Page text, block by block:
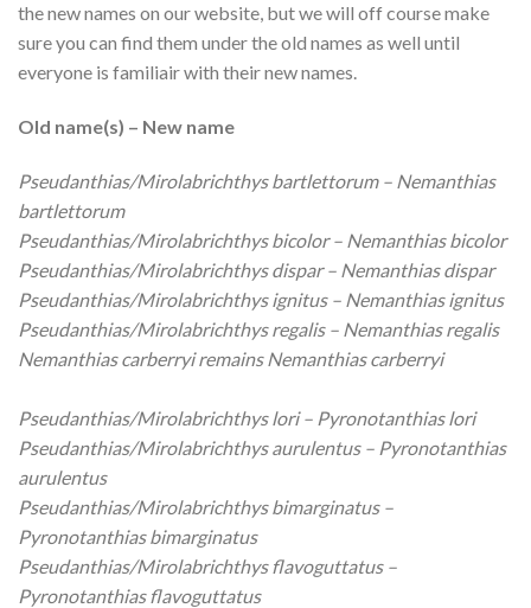
the new names on our website, but we will off course make
sure you can find them under the old names as well until
everyone is familiair with their new names.
Old name(s) – New name
Pseudanthias/Mirolabrichthys bartlettorum – Nemanthias
bartlettorum
Pseudanthias/Mirolabrichthys bicolor – Nemanthias bicolor
Pseudanthias/Mirolabrichthys dispar – Nemanthias dispar
Pseudanthias/Mirolabrichthys ignitus – Nemanthias ignitus
Pseudanthias/Mirolabrichthys regalis – Nemanthias regalis
Nemanthias carberryi remains Nemanthias carberryi
Pseudanthias/Mirolabrichthys lori – Pyronotanthias lori
Pseudanthias/Mirolabrichthys aurulentus – Pyronotanthias
aurulentus
Pseudanthias/Mirolabrichthys bimarginatus –
Pyronotanthias bimarginatus
Pseudanthias/Mirolabrichthys flavoguttatus –
Pyronotanthias flavoguttatus